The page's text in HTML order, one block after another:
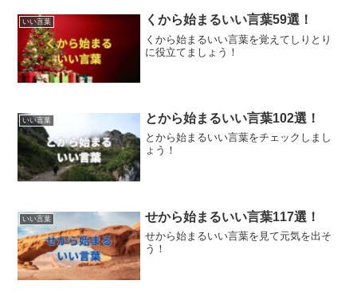
いい言葉 くから始まるいい言葉59選！
くから始まるいい言葉を覚えてしりとり
に役立てましょう！
いい言葉 とから始まるいい言葉102選！
とから始まるいい言葉をチェックしまし
ょう！
いい言葉 せから始まるいい言葉117選！
せから始まるいい言葉を見て元気を出そ
う！